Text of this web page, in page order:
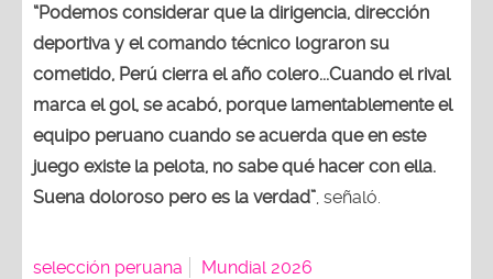
“Podemos considerar que la dirigencia, dirección
deportiva y el comando técnico lograron su
cometido, Perú cierra el año colero...Cuando el rival
marca el gol, se acabó, porque lamentablemente el
equipo peruano cuando se acuerda que en este
juego existe la pelota, no sabe qué hacer con ella.
Suena doloroso pero es la verdad”, señaló.
selección peruana Mundial 2026